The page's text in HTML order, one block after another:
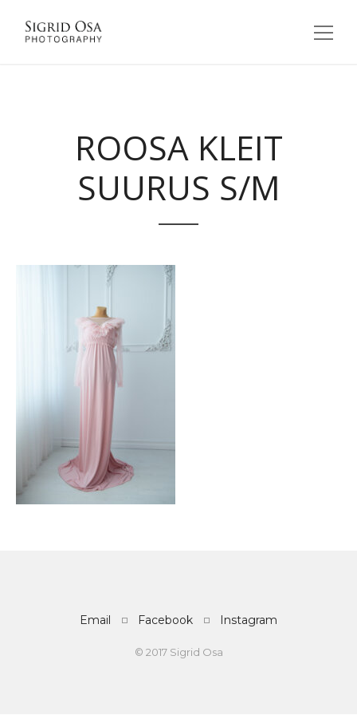
ROOSA KLEIT
SUURUS S/M
Email Facebook Instagram
© 2017 Sigrid Osa